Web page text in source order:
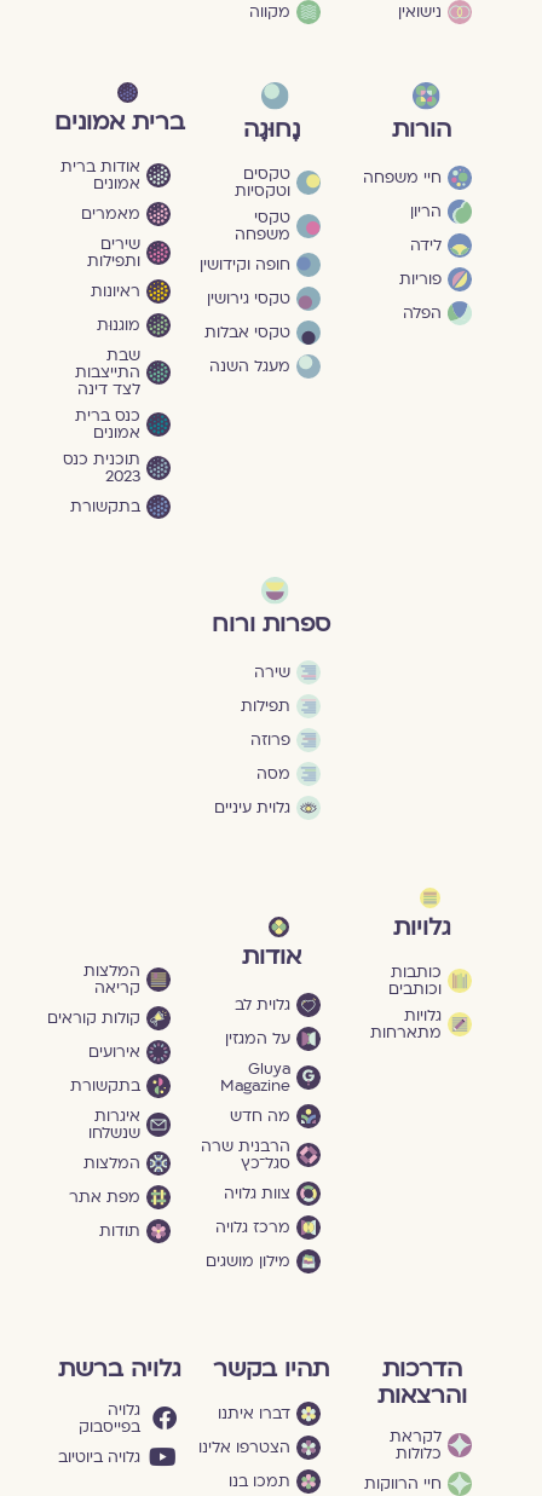
נישואין
מקווה
הורות
חיי משפחה
הריון
לידה
פוריות
הפלה
נָחוּגָה
טקסים
וטקסיות
טקסי
משפחה
חופה וקידושין
טקסי גירושין
טקסי אבלות
מעגל השנה
ברית אמונים
אודות ברית
אמונים
מאמרים
שירים
ותפילות
ראיונות
מוגנוּת
שבת
התייצבות
לצד דינה
כנס ברית
אמונים
תוכנית כנס
2023
בתקשורת
ספרות ורוח
שירה
תפילות
פרוזה
מסה
גלוית עיניים
גלויות
כותבות
וכותבים
גלויות
מתארחות
אודות
גלוית לב
על המגזין
Gluya
Magazine
מה חדש
הרבנית שרה
סגל־כץ
צוות גלויה
מרכז גלויה
מילון מושגים
המלצות
קריאה
קולות קוראים
אירועים
בתקשורת
איגרות
שנשלחו
המלצות
מפת אתר
תודות
הדרכות
והרצאות
לקראת
כלולות
חיי הרווקות
תהיו בקשר
דברו איתנו
הצטרפו אלינו
תמכו בנו
גלויה ברשת
גלויה
בפייסבוק
גלויה ביוטיוב